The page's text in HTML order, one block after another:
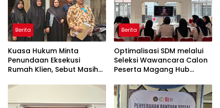
Berita
Kuasa Hukum Minta
Penundaan Eksekusi
Rumah Klien, Sebut Masih
Hukum yang Berjalan
Berita
Optimalisasi SDM melalui
Seleksi Wawancara Calon
Peserta Magang Hub
2026